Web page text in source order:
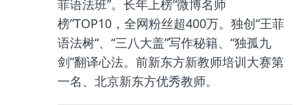
菲语法班”。长年上榜“微博名师
榜”TOP10，全网粉丝超400万。独创“王菲
语法树“、“三八大盖”写作秘籍、“独孤九
剑”翻译心法。前新东方新教师培训大赛第
一名、北京新东方优秀教师。